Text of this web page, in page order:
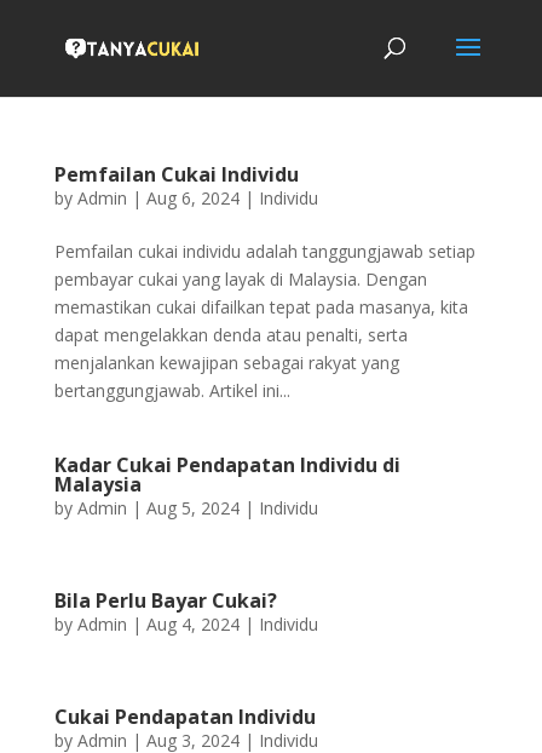
Pemfailan Cukai Individu
by Admin | Aug 6, 2024| Individu
Pemfailan cukai individu adalah tanggungjawab setiap
pembayar cukai yang layak di Malaysia. Dengan
memastikan cukai difailkan tepat pada masanya, kita
dapat mengelakkan denda atau penalti, serta
menjalankan kewajipan sebagai rakyat yang
bertanggungjawab. Artikel ini...
Kadar Cukai Pendapatan Individu di
Malaysia
by Admin | Aug 5, 2024| Individu
Bila Perlu Bayar Cukai?
by Admin | Aug 4, 2024| Individu
Cukai Pendapatan Individu
by Admin | Aug 3, 2024| Individu